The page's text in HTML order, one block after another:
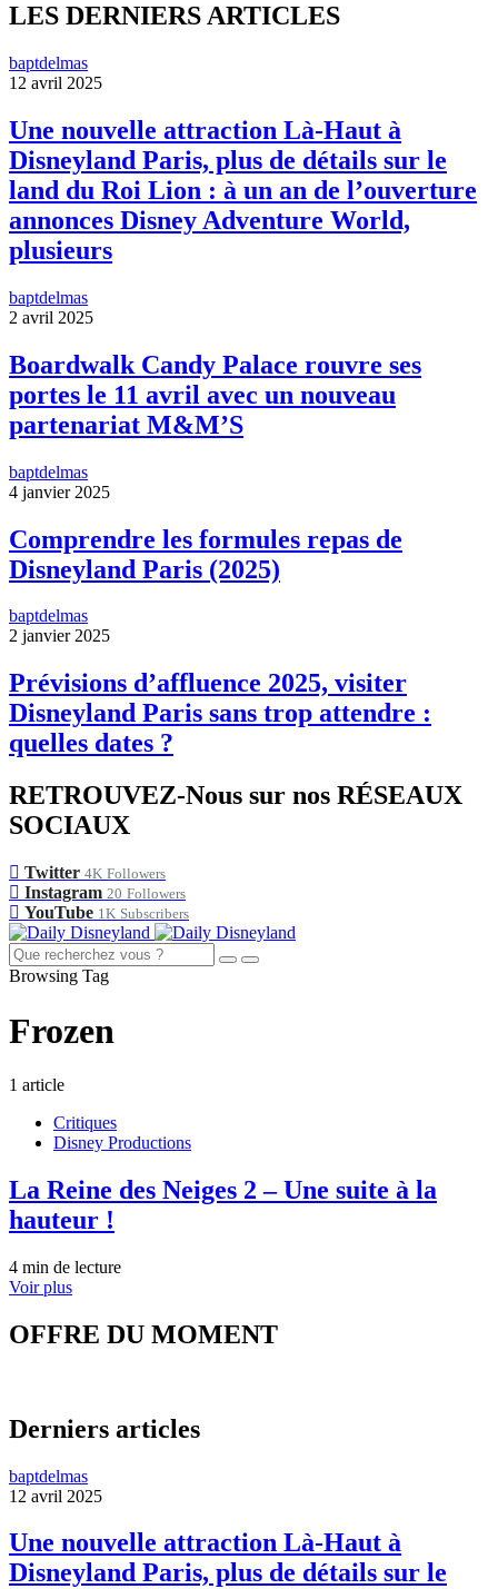
LES DERNIERS ARTICLES
baptdelmas
12 avril 2025
Une nouvelle attraction Là-Haut à
Disneyland Paris, plus de détails sur le
land du Roi Lion : à un an de l’ouverture
annonces Disney Adventure World,
plusieurs
baptdelmas
2 avril 2025
Boardwalk Candy Palace rouvre ses
portes le 11 avril avec un nouveau
partenariat M&M’S
baptdelmas
4 janvier 2025
Comprendre les formules repas de
Disneyland Paris (2025)
baptdelmas
2 janvier 2025
Prévisions d’affluence 2025, visiter
Disneyland Paris sans trop attendre :
quelles dates ?
RETROUVEZ-Nous sur nos RÉSEAUX
SOCIAUX
Twitter 4K Followers
Instagram 20 Followers
YouTube 1K Subscribers
Browsing Tag
Frozen
1 article
Critiques
Disney Productions
La Reine des Neiges 2 – Une suite à la
hauteur !
4 min de lecture
Voir plus
OFFRE DU MOMENT
Derniers articles
baptdelmas
12 avril 2025
Une nouvelle attraction Là-Haut à
Disneyland Paris, plus de détails sur le